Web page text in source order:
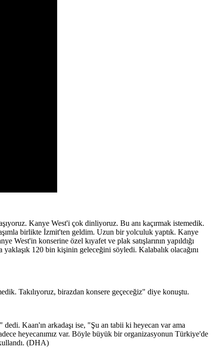
Kanye West'i çok dinliyoruz. Bu anı kaçırmak istemedik.
birlikte İzmit'ten geldim. Uzun bir yolculuk yaptık. Kanye
West'in konserine özel kıyafet ve plak satışlarının yapıldığı
120 bin kişinin geleceğini söyledi. Kalabalık olacağını
Takılıyoruz, birazdan konsere geçeceğiz" diye konuştu.
Kaan'ın arkadaşı ise, "Şu an tabii ki heyecan var ama
heyecanımız var. Böyle büyük bir organizasyonun Türkiye'de
(DHA)